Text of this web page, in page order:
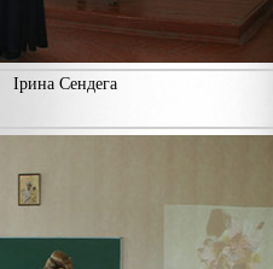
Iрина Сендега